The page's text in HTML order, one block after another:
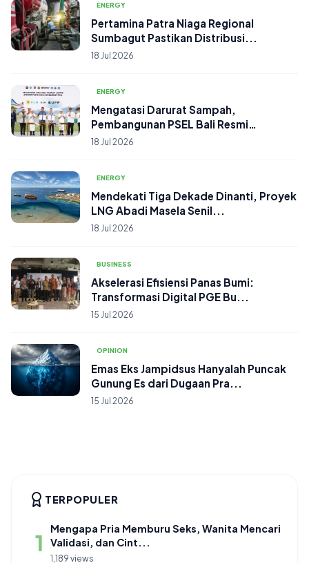
ENERGY
Pertamina Patra Niaga Regional
Sumbagut Pastikan Distribusi...
18 Jul 2026
ENERGY
Mengatasi Darurat Sampah,
Pembangunan PSEL Bali Resmi
Dimula...
18 Jul 2026
ENERGY
Mendekati Tiga Dekade Dinanti, Proyek
LNG Abadi Masela Senil...
18 Jul 2026
BUSINESS
Akselerasi Efisiensi Panas Bumi:
Transformasi Digital PGE Bu...
15 Jul 2026
OPINION
Emas Eks Jampidsus Hanyalah Puncak
Gunung Es dari Dugaan Pra...
15 Jul 2026
TERPOPULER
1
Mengapa Pria Memburu Seks, Wanita Mencari
Validasi, dan Cint...
1,189 views